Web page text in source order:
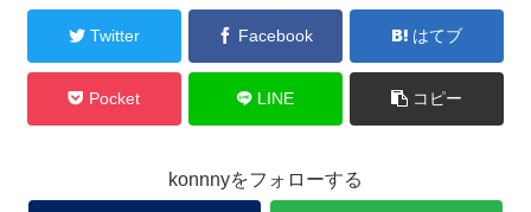
Twitter Facebook はてブ
Pocket LINE コピー
konnnyをフォローする